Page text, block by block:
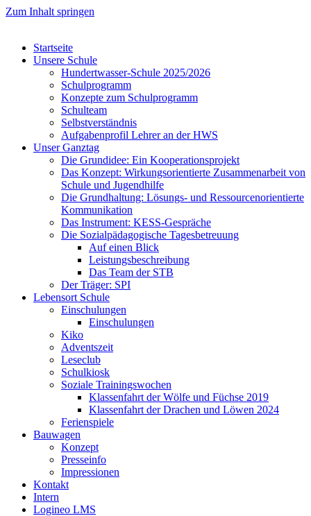
Zum Inhalt springen
Startseite
Unsere Schule
Hundertwasser-Schule 2025/2026
Schulprogramm
Konzepte zum Schulprogramm
Schulteam
Selbst­ver­ständ­nis
Aufgabenprofil Lehrer an der HWS
Unser Ganztag
Die Grundidee: Ein Kooperationsprojekt
Das Konzept: Wirkungsorientierte Zusammenarbeit von
Schule und Jugendhilfe
Die Grundhaltung: Lösungs- und Ressourcenorientierte
Kommunikation
Das Instrument: KESS-Gespräche
Die Sozialpädagogische Tagesbetreuung
Auf einen Blick
Leistungsbeschreibung
Das Team der STB
Der Träger: SPI
Lebensort Schule
Einschulungen
Einschulungen
Kiko
Adventszeit
Leseclub
Schulkiosk
Soziale Trainingswochen
Klassenfahrt der Wölfe und Füchse 2019
Klassenfahrt der Drachen und Löwen 2024
Ferienspiele
Bauwagen
Konzept
Presseinfo
Impressionen
Kontakt
Intern
Logineo LMS